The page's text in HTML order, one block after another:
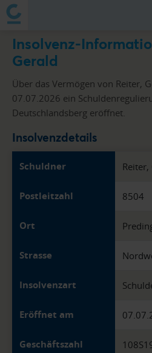
Insolvenz-
Gerald
Über das Vermögen von Reiter,
07.07.2026 ein
Deutschlandsberg eröffnet.
Insolvenzdetails
Schuldner Reiter,
Postleitzahl 8504
Ort
Strasse
Insolvenzart
Eröffnet am
Geschäftszahl